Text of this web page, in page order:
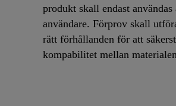
produkt skall endast
användare. Förprov skall
rätt förhållanden för att
kompabilitet mellan